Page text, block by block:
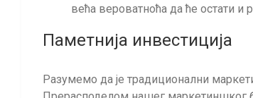
већа вероватноћа да ће остати и
Паметнија инвестиција
Разумемо да је традиционални